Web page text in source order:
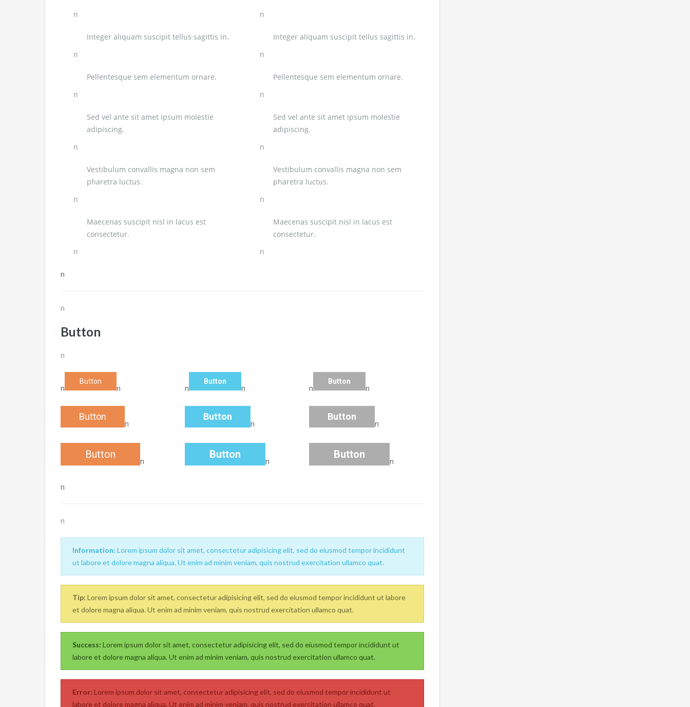
n
Integer aliquam suscipit tellus sagittis in.
n
Pellentesque sem elementum ornare.
n
Sed vel ante sit amet ipsum molestie
adipiscing.
n
Vestibulum convallis magna non sem
pharetra luctus.
n
Maecenas suscipit nisl in lacus est
consectetur.
n
n
Integer aliquam suscipit tellus sagittis in.
n
Pellentesque sem elementum ornare.
n
Sed vel ante sit amet ipsum molestie
adipiscing.
n
Vestibulum convallis magna non sem
pharetra luctus.
n
Maecenas suscipit nisl in lacus est
consectetur.
n
n
n
Button
n
n
Button
n
Button
n
Button
n
n
Button
n
Button
n
Button
n
n
Button
n
Button
n
Button
n
n
n
Information: Lorem ipsum dolor sit amet, consectetur adipisicing elit, sed do eiusmod tempor incididunt
ut labore et dolore magna aliqua. Ut enim ad minim veniam, quis nostrud exercitation ullamco quat.
Tip: Lorem ipsum dolor sit amet, consectetur adipisicing elit, sed do eiusmod tempor incididunt ut labore
et dolore magna aliqua. Ut enim ad minim veniam, quis nostrud exercitation ullamco quat.
Success: Lorem ipsum dolor sit amet, consectetur adipisicing elit, sed do eiusmod tempor incididunt ut
labore et dolore magna aliqua. Ut enim ad minim veniam, quis nostrud exercitation ullamco quat.
Error: Lorem ipsum dolor sit amet, consectetur adipisicing elit, sed do eiusmod tempor incididunt ut
labore et dolore magna aliqua. Ut enim ad minim veniam, quis nostrud exercitation ullamco quat.